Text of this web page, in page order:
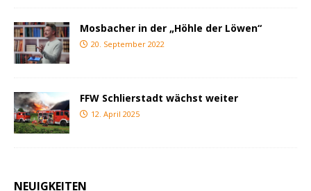
Mosbacher in der „Höhle der Löwen“
20. September 2022
FFW Schlierstadt wächst weiter
12. April 2025
NEUIGKEITEN